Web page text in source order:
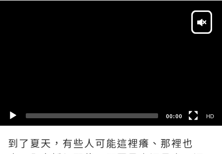
00:00 HD
到了夏天，有些人可能這裡癢、那裡也